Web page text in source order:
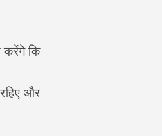
करेंगे कि
और